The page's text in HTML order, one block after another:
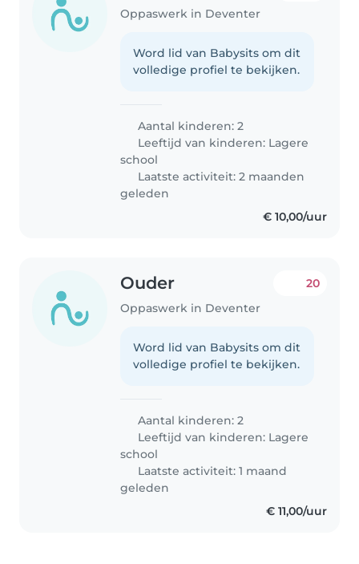
Oppaswerk in Deventer
Word lid van Babysits om dit
volledige profiel te bekijken.
Aantal kinderen: 2
Leeftijd van kinderen: Lagere
school
Laatste activiteit: 2 maanden
geleden
€ 10,00/uur
Ouder
Oppaswerk in Deventer
20
Word lid van Babysits om dit
volledige profiel te bekijken.
Aantal kinderen: 2
Leeftijd van kinderen: Lagere
school
Laatste activiteit: 1 maand
geleden
€ 11,00/uur